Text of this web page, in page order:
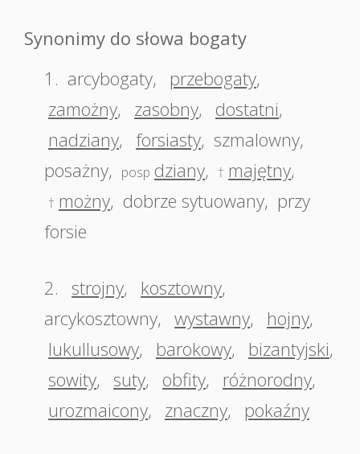
Synonimy do słowa bogaty
1. arcybogaty, przebogaty,
zamożny, zasobny, dostatni,
nadziany, forsiasty, szmalowny,
posażny, posp dziany, † majętny,
† możny, dobrze sytuowany, przy
forsie
2. strojny, kosztowny,
arcykosztowny, wystawny, hojny,
lukullusowy, barokowy, bizantyjski,
sowity, suty, obfity, różnorodny,
urozmaicony, znaczny, pokaźny